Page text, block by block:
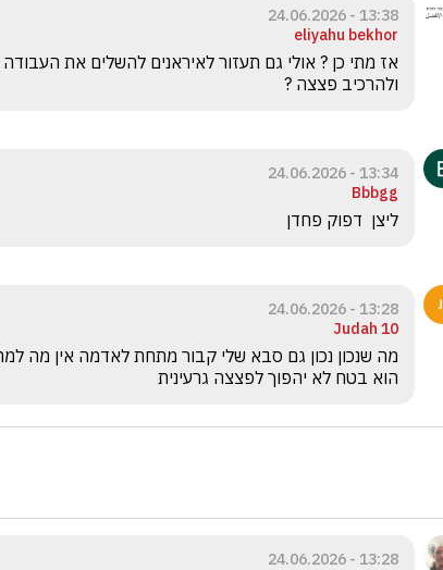
13:38 - 24.06.2026
eliyahu bekhor
ולהרכיב פצצה ?
13:34 - 24.06.2026
Bbbgg
ליצן  דפוק פחדן
13:28 - 24.06.2026
Judah 10
הוא בטח לא יהפוך לפצצה גרעינית
13:28 - 24.06.2026